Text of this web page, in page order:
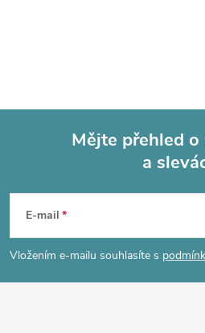
p
Mějte přehled
a
E-mail
Vložením e-mailu souhlasíte s